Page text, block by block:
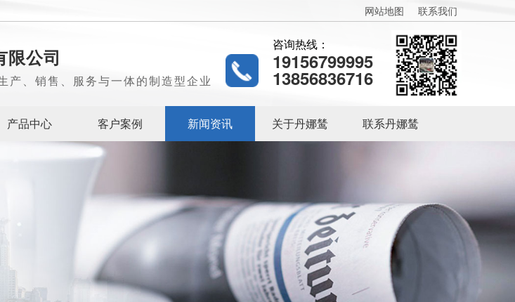
网站地图 联系我们
限公司
产、销售、服务与一体的制造型企业
咨询热线：
19156799995
13856836716
产品中心 客户案例 新闻资讯 关于丹娜鸶 联系丹娜鸶